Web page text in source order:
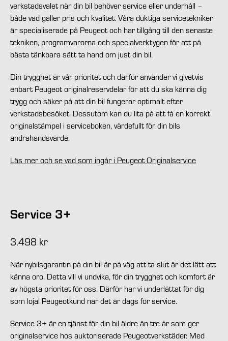
verkstadsvalet när din bil behöver service eller underhåll –
både vad gäller pris och kvalitet. Våra duktiga servicetekniker
är specialiserade på Peugeot och har tillgång till den senaste
tekniken, programvarorna och specialverktygen för att på
bästa tänkbara sätt ta hand om just din bil.
Din trygghet är vår prioritet och därför använder vi givetvis
enbart Peugeot originalreservdelar för att du ska känna dig
trygg och säker på att din bil fungerar optimalt efter
verkstadsbesöket. Dessutom kan du lita på att få en korrekt
originalstämpel i serviceboken, värdefullt för din bils
andrahandsvärde.
Läs mer och se vad som ingår i Peugeot Originalservice
Service 3+
3.498 kr
När nybilsgarantin på din bil är på väg att ta slut är det lätt att
känna oro. Detta vill vi undvika, för din trygghet och komfort är
av högsta prioritet för oss. Därför har vi underlättat för dig
som lojal Peugeotkund när det är dags för service.
Service 3+ är en tjänst för din bil äldre än tre år som ger
originalservice hos auktoriserade Peugeotverkstäder. Med